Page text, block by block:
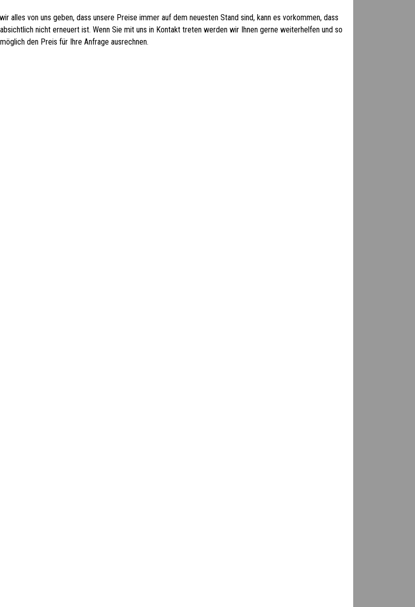
alles von uns geben, dass unsere Preise immer auf dem neuesten Stand sind, kann es vorkommen, dass
nicht erneuert ist. Wenn Sie mit uns in Kontakt treten werden wir Ihnen gerne weiterhelfen und so
den Preis für Ihre Anfrage ausrechnen.